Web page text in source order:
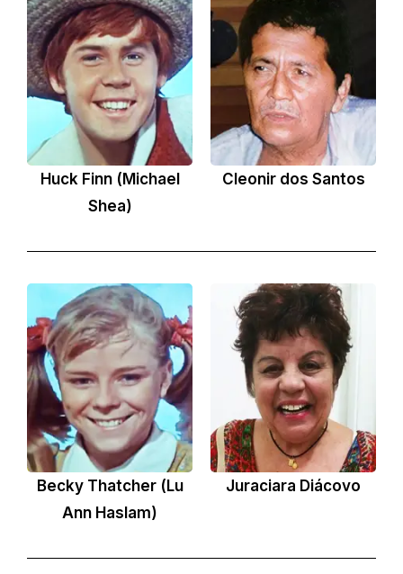
Huck Finn (Michael
Shea)
Cleonir dos Santos
Becky Thatcher (Lu
Ann Haslam)
Juraciara Diácovo